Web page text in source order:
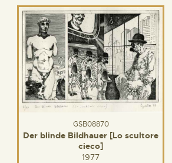
GSB08870
Der blinde Bildhauer [Lo scultore
cieco]
1977